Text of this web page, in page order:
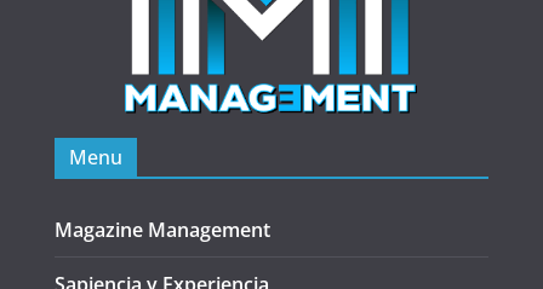
Menu
Magazine Management